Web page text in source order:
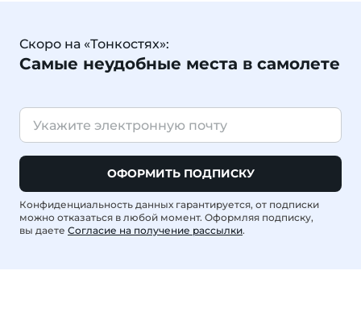
Скоро на «Тонкостях»:
Самые неудобные места в самолете
ОФОРМИТЬ ПОДПИСКУ
Конфиденциальность данных гарантируется, от подписки
можно отказаться в любой момент. Оформляя подписку,
вы даете Согласие на получение рассылки.